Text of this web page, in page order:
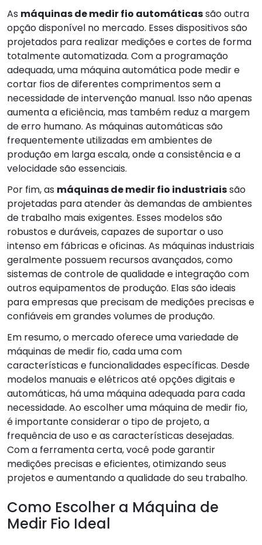
As máquinas de medir fio automáticassão outra
opção disponível no mercado. Esses dispositivos são
projetados para realizar medições e cortes de forma
totalmente automatizada. Com a programação
adequada, uma máquina automática pode medir e
cortar fios de diferentes comprimentos sem a
necessidade de intervenção manual. Isso não apenas
aumenta a eficiência, mas também reduz a margem
de erro humano. As máquinas automáticas são
frequentemente utilizadas em ambientes de
produção em larga escala, onde a consistência e a
velocidade são essenciais.
Por fim, as máquinas de medir fio industriaissão
projetadas para atender às demandas de ambientes
de trabalho mais exigentes. Esses modelos são
robustos e duráveis, capazes de suportar o uso
intenso em fábricas e oficinas. As máquinas industriais
geralmente possuem recursos avançados, como
sistemas de controle de qualidade e integração com
outros equipamentos de produção. Elas são ideais
para empresas que precisam de medições precisas e
confiáveis em grandes volumes de produção.
Em resumo, o mercado oferece uma variedade de
máquinas de medir fio, cada uma com
características e funcionalidades específicas. Desde
modelos manuais e elétricos até opções digitais e
automáticas, há uma máquina adequada para cada
necessidade. Ao escolher uma máquina de medir fio,
é importante considerar o tipo de projeto, a
frequência de uso e as características desejadas.
Com a ferramenta certa, você pode garantir
medições precisas e eficientes, otimizando seus
projetos e aumentando a qualidade do seu trabalho.
Como Escolher a Máquina de
Medir Fio Ideal